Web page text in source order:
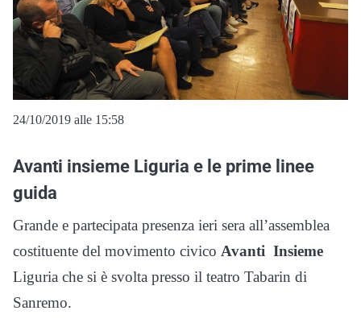
24/10/2019 alle 15:58
Avanti insieme Liguria e le prime linee
guida
Grande e partecipata presenza ieri sera all’assemblea
costituente del movimento civico Avanti Insieme
Liguria che si è svolta presso il teatro Tabarin di
Sanremo.